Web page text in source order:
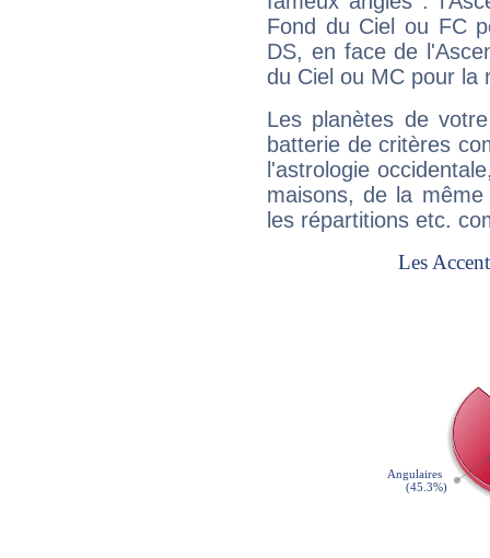
Fond du Ciel ou FC
DS, en face de
du Ciel ou MC pour la
Les planètes de
batterie de critères
l'astrologie
maisons, de la
les répartitions etc.